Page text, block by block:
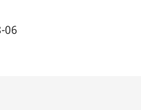
06